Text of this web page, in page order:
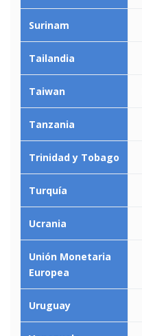
Surinam
Tailandia
Taiwan
Tanzania
Trinidad y Tobago
Turquía
Ucrania
Unión Monetaria
Europea
Uruguay